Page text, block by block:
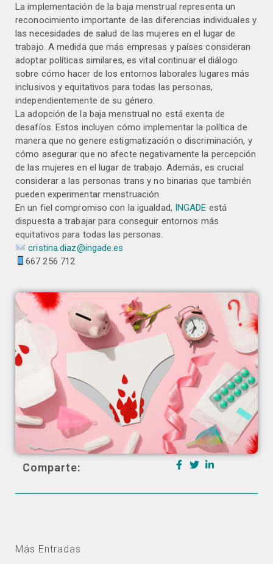
La implementación de la baja menstrual representa un
reconocimiento importante de las diferencias individuales y
las necesidades de salud de las mujeres en el lugar de
trabajo. A medida que más empresas y países consideran
adoptar políticas similares, es vital continuar el diálogo
sobre cómo hacer de los entornos laborales lugares más
inclusivos y equitativos para todas las personas,
independientemente de su género.
La adopción de la baja menstrual no está exenta de
desafíos. Estos incluyen cómo implementar la política de
manera que no genere estigmatización o discriminación, y
cómo asegurar que no afecte negativamente la percepción
de las mujeres en el lugar de trabajo. Además, es crucial
considerar a las personas trans y no binarias que también
pueden experimentar menstruación.
En un fiel compromiso con la igualdad, INGADE está
dispuesta a trabajar para conseguir entornos más
equitativos para todas las personas.
cristina.diaz@ingade.es
667 256 712
Comparte:
Más Entradas